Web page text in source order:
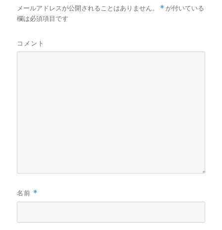
メールアドレスが公開されることはありません。 * が付いている
欄は必須項目です
コメント
名前 *